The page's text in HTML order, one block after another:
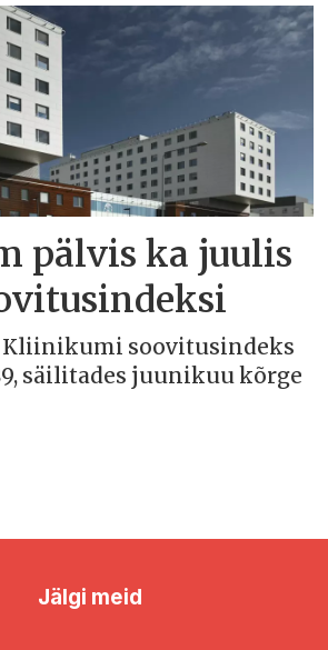
pälvis ka juulis
soovitusindeks
säilitades juunikuu kõrge
Jälgi meid